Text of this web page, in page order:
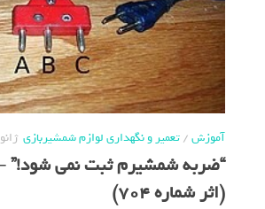
آموزش/تعمیر و نگهداری لوازم شمشیربازی ژانویه 2, 2024
“ضربه شمشیرم ثبت نمی شود!” –
(اثر شماره 704)